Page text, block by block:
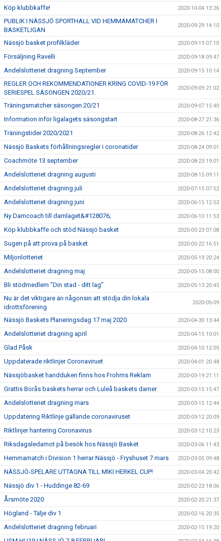
Köp klubbkaffe! 2020-10-04 13:26
PUBLIK I NÄSSJÖ SPORTHALL VID HEMMAMATCHER I
BASKETLIGAN
2020-09-29 14:10
Nässjö basket profilkläder 2020-09-19 07:10
Försäljning Ravelli 2020-09-18 09:47
Andelslotteriet dragning September 2020-09-15 10:14
REGLER OCH REKOMMENDATIONER KRING COVID-19 FÖR
SERIESPEL SÄSONGEN 2020/21.
2020-09-09 21:02
Träningsmatcher säsongen 20/21 2020-09-07 15:40
Information inför ligalagets säsongstart 2020-08-27 21:36
Träningstider 2020/2021 2020-08-26 12:42
Nässjö Baskets förhållningsregler i coronatider 2020-08-24 09:01
Coachmöte 13 september 2020-08-23 19:01
Andelslotteriet dragning augusti 2020-08-15 09:11
Andelslotteriet dragning juli 2020-07-15 07:52
Andelslotteriet dragning juni 2020-06-15 12:52
Ny Damcoach till damlaget&#128076; 2020-06-10 11:53
Köp klubbkaffe och stöd Nässjö basket 2020-05-23 07:08
Sugen på att prova på basket 2020-05-22 16:51
Miljonlotteriet 2020-05-19 20:24
Andelslotteriet dragning maj 2020-05-15 08:00
Bli stödmedlem ”Din stad - ditt lag” 2020-05-13 20:45
Nu är det viktigare än någonsin att stödja din lokala
idrottsförening
2020-05-09
Nässjö Baskets Planeringsdag 17 maj 2020 2020-04-30 13:44
Andelslotteriet dragning april 2020-04-15 10:01
Glad Påsk 2020-04-10 12:05
Uppdaterade riktlinjer Coronaviruet 2020-04-01 20:48
Nässjöbasket handduken finns hos Frohms Reklam 2020-03-19 21:11
Grattis Borås baskets herrar och Luleå baskets damer 2020-03-15 15:47
Andelslotteriet dragning mars 2020-03-15 12:44
Uppdatering Riktlinje gällande coronaviruset 2020-03-12 20:09
Riktlinjer hantering Coronavirus 2020-03-12 10:23
Riksdagsledamot på besök hos Nässjö Basket 2020-03-06 11:43
Hemmamatch i Division 1 herrar Nässjö - Fryshuset 7 mars 2020-03-05 09:48
NÄSSJÖ-SPELARE UTTAGNA TILL MIKI HERKEL CUP! 2020-03-04 20:42
Nässjö div 1 - Huddinge 82-69 2020-02-23 18:06
Årsmöte 2020 2020-02-20 21:37
Högland - Tälje div 1 2020-02-16 20:35
Andelslotteriet dragning februari 2020-02-15 19:20